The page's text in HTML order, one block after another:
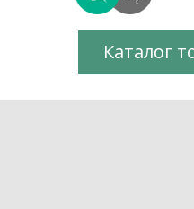
Каталог